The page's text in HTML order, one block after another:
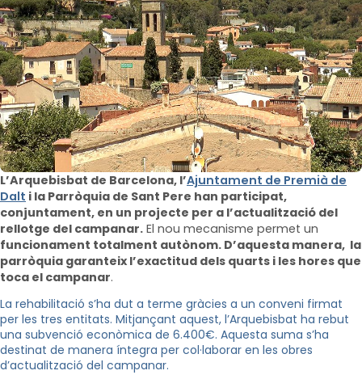
L’Arquebisbat de Barcelona, l’Ajuntament de Premià de
Dalt i la Parròquia de Sant Pere han participat,
conjuntament, en un projecte per a l’actualització del
rellotge del campanar. El nou mecanisme permet un
funcionament totalment autònom. D’aquesta manera, la
parròquia garanteix l’exactitud dels quarts i les hores que
toca el campanar.
La rehabilitació s’ha dut a terme gràcies a un conveni firmat
per les tres entitats. Mitjançant aquest, l’Arquebisbat ha rebut
una subvenció econòmica de 6.400€. Aquesta suma s’ha
destinat de manera íntegra per col·laborar en les obres
d’actualització del campanar.